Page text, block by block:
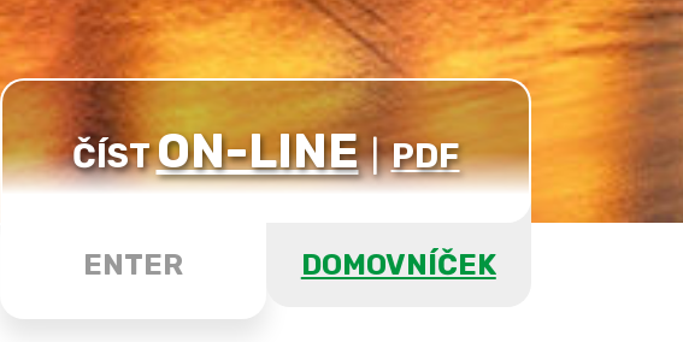
ČÍSTON-LINE | PDF
ENTER DOMOVNÍČEK